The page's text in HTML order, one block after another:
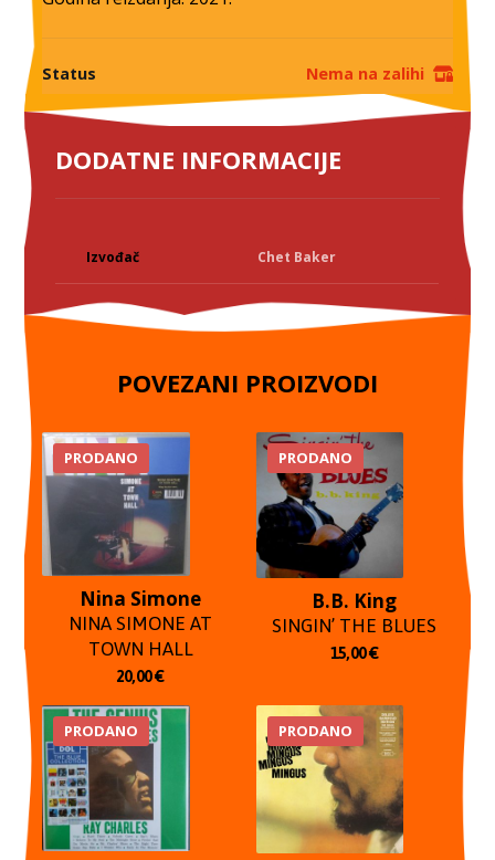
Status Nema na zalihi
DODATNE INFORMACIJE
Izvođač Chet Baker
POVEZANI PROIZVODI
PRODANO
Nina Simone
NINA SIMONE AT
TOWN HALL
20,00€
PRODANO
B.B. King
SINGIN’ THE BLUES
15,00€
PRODANO PRODANO